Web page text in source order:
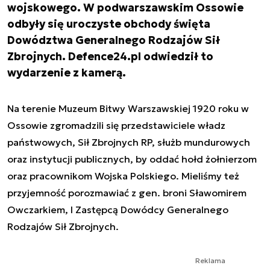
wojskowego. W podwarszawskim Ossowie
odbyły się uroczyste obchody święta
Dowództwa Generalnego Rodzajów Sił
Zbrojnych. Defence24.pl odwiedził to
wydarzenie z kamerą.
Na terenie Muzeum Bitwy Warszawskiej 1920 roku w
Ossowie zgromadzili się przedstawiciele władz
państwowych, Sił Zbrojnych RP, służb mundurowych
oraz instytucji publicznych, by oddać hołd żołnierzom
oraz pracownikom Wojska Polskiego. Mieliśmy też
przyjemność porozmawiać z gen. broni Sławomirem
Owczarkiem, I Zastępcą Dowódcy Generalnego
Rodzajów Sił Zbrojnych.
Reklama